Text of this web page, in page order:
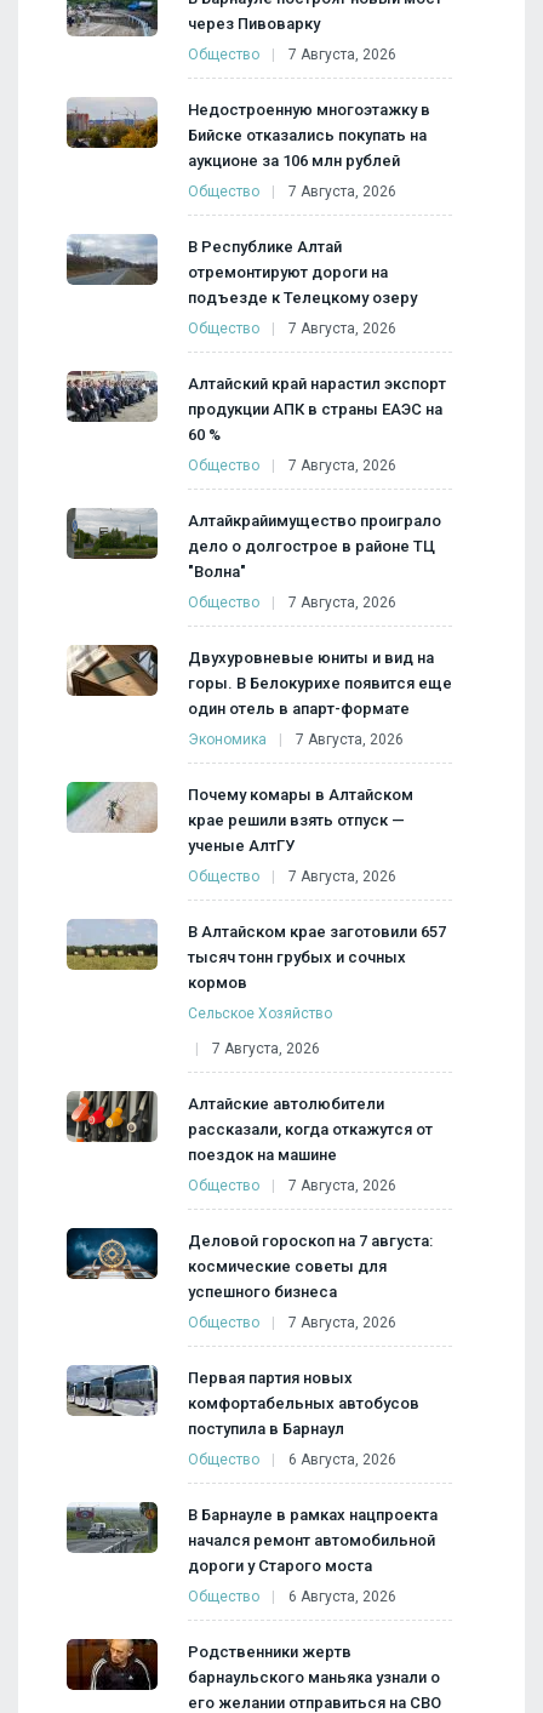
через Пивоварку
Общество 7 Августа, 2026
Недостроенную многоэтажку в
Бийске отказались покупать на
аукционе за 106 млн рублей
Общество 7 Августа, 2026
В Республике Алтай
отремонтируют дороги на
подъезде к Телецкому озеру
Общество 7 Августа, 2026
Алтайский край нарастил экспорт
продукции АПК в страны ЕАЭС на
60 %
Общество 7 Августа, 2026
Алтайкрайимущество проиграло
дело о долгострое в районе ТЦ
"Волна"
Общество 7 Августа, 2026
Двухуровневые юниты и вид на
горы. В Белокурихе появится еще
один отель в апарт-формате
Экономика 7 Августа, 2026
Почему комары в Алтайском
крае решили взять отпуск —
ученые АлтГУ
Общество 7 Августа, 2026
В Алтайском крае заготовили 657
тысяч тонн грубых и сочных
кормов
Сельское Хозяйство
7 Августа, 2026
Алтайские автолюбители
рассказали, когда откажутся от
поездок на машине
Общество 7 Августа, 2026
Деловой гороскоп на 7 августа:
космические советы для
успешного бизнеса
Общество 7 Августа, 2026
Первая партия новых
комфортабельных автобусов
поступила в Барнаул
Общество 6 Августа, 2026
В Барнауле в рамках нацпроекта
начался ремонт автомобильной
дороги у Старого моста
Общество 6 Августа, 2026
Родственники жертв
барнаульского маньяка узнали о
его желании отправиться на СВО